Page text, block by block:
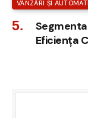
VÂNZĂRI ȘI
Eficiența